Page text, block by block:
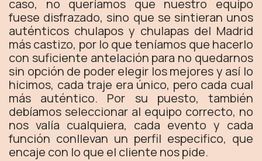
caso, no queríamos que nuestro equipo
fuese disfrazado, sino que se sintieran unos
auténticos chulapos y chulapas del Madrid
más castizo, por lo que teníamos que hacerlo
con suficiente antelación para no quedarnos
sin opción de poder elegir los mejores y así lo
hicimos, cada traje era único, pero cada cual
más auténtico. Por su puesto, también
debíamos seleccionar al equipo correcto, no
nos valía cualquiera, cada evento y cada
función conllevan un perfil especifico, que
encaje con lo que el cliente nos pide.